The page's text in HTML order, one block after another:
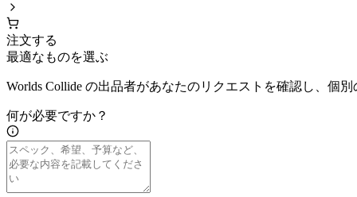
注文する
最適なものを選ぶ
Worlds Collide の出品者があなたのリクエストを確認し、個別
何が必要ですか？